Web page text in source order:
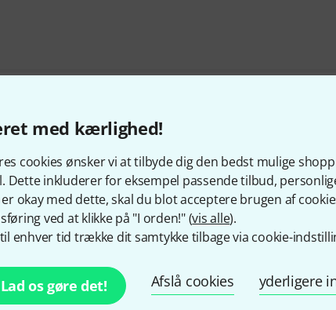
med kærlighed!
cookies ønsker vi at tilbyde dig den bedst mulige
Dette inkluderer for eksempel passende tilbud,
er okay med dette, skal du blot acceptere brugen af
ved at klikke på "I orden!" (vis alle).
enhver tid trække dit samtykke tilbage via cookie-
Lad os gøre det! Afslå cookies yderligere
Del Hjælp og feedback
og med lidt held
Email adresse*